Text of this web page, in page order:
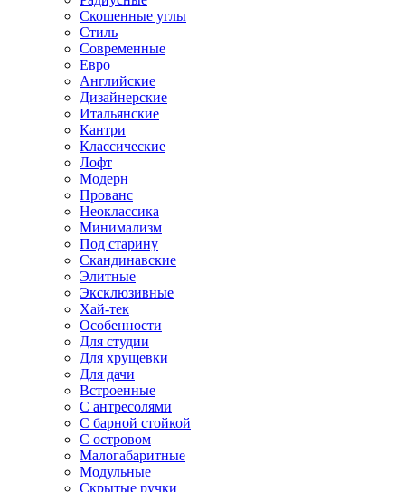
Скошенные углы
Стиль
Современные
Евро
Английские
Дизайнерские
Итальянские
Кантри
Классические
Лофт
Модерн
Прованс
Неоклассика
Минимализм
Под старину
Скандинавские
Элитные
Эксклюзивные
Хай-тек
Особенности
Для студии
Для хрущевки
Для дачи
Встроенные
С антресолями
С барной стойкой
С островом
Малогабаритные
Модульные
Скрытые ручки